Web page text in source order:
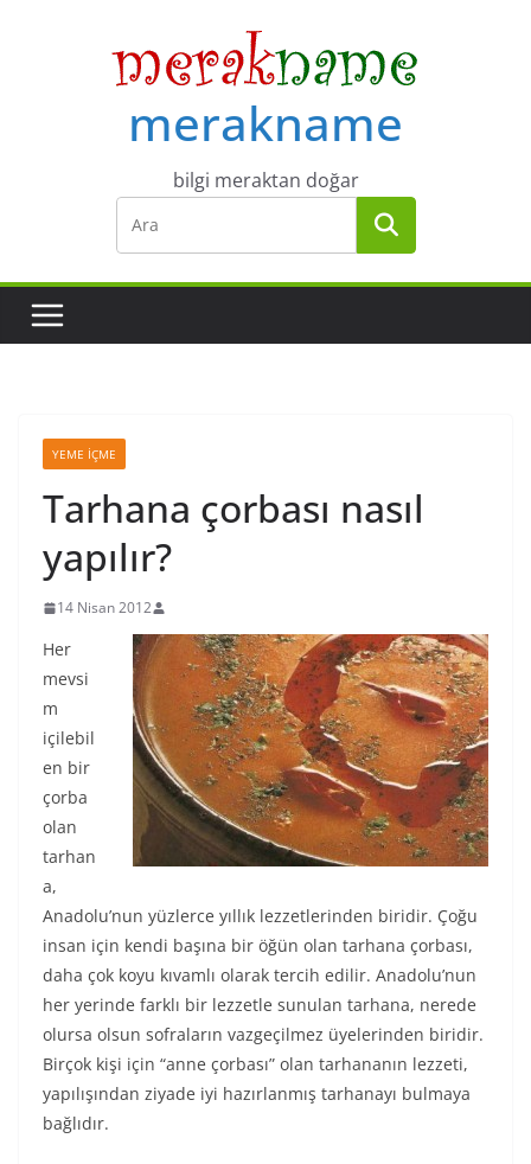
merakname
bilgi meraktan doğar
YEME İÇME
Tarhana çorbası nasıl
yapılır?
14 Nisan 2012
Her
mevsi
m
içilebil
en bir
çorba
olan
tarhan
a,
Anadolu’nun yüzlerce yıllık lezzetlerinden biridir. Çoğu
insan için kendi başına bir öğün olan tarhana çorbası,
daha çok koyu kıvamlı olarak tercih edilir. Anadolu’nun
her yerinde farklı bir lezzetle sunulan tarhana, nerede
olursa olsun sofraların vazgeçilmez üyelerinden biridir.
Birçok kişi için “anne çorbası” olan tarhananın lezzeti,
yapılışından ziyade iyi hazırlanmış tarhanayı bulmaya
bağlıdır.